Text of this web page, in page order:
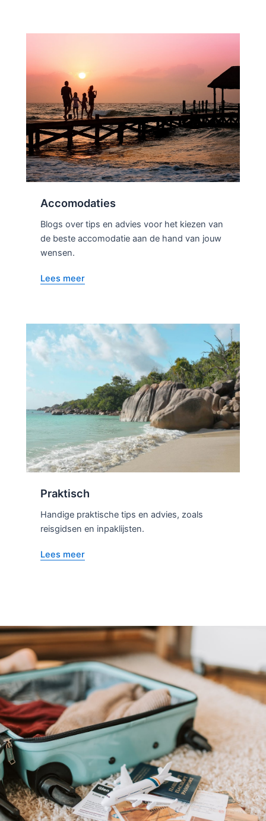
Accomodaties
Blogs over tips en advies voor het kiezen van
de beste accomodatie aan de hand van jouw
wensen.
Lees meer
Praktisch
Handige praktische tips en advies, zoals
reisgidsen en inpaklijsten.
Lees meer